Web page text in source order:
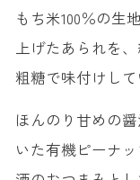
もち米100％の生
上げたあられを
粗糖で味付けして
ほんのり甘めの
いた有機ピーナ